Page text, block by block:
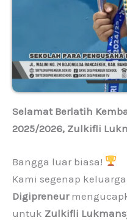
Selamat Berlatih
2025/2026, Zulkifli
Bangga luar biasa!
Kami segenap
Digipreneur
untuk Zulkifli